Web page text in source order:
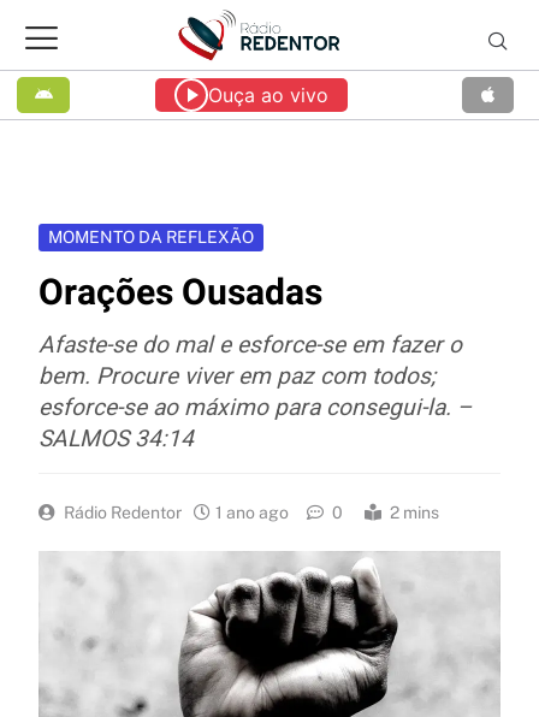
Ouça ao vivo
MOMENTO DA REFLEXÃO
Orações Ousadas
Afaste-se do mal e esforce-se em fazer o
bem. Procure viver em paz com todos;
esforce-se ao máximo para consegui-la. –
SALMOS 34:14
Rádio Redentor 1 ano ago 0 2 mins